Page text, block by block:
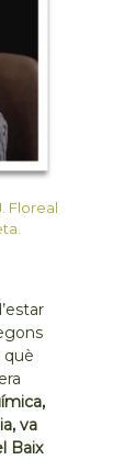
Floreal
què
va
Baix